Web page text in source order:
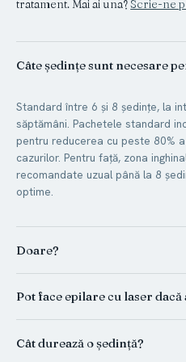
tratament. Mai ai una?Scrie-ne
Câte ședințe sunt necesare
Standard între 6 și 8 ședințe, la
săptămâni. Pachetele standard
pentru reducerea cu peste 80%
cazurilor. Pentru față, zona
recomandate uzual până la 8
optime.
Doare?
Primelase integrează sistemul
furnicătură sau căldură punctuală,
Pot face epilare cu laser
Da. Tehnologia Primelase de
fototipurile (I–VI), inclusiv pentru
Cât durează o ședință?